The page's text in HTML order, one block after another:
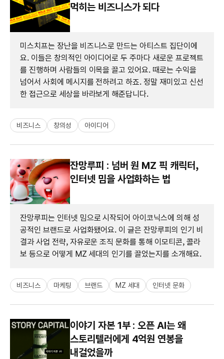
먹히는 비즈니스가 되다
미스치프는 장난을 비즈니스로 만드는 아티스트 집단이에
요. 이들은 창의적인 아이디어로 두 주마다 새로운 프로젝트
를 진행하며 사람들의 이목을 끌고 있어요. 때로는 수익을
넘어서 사회에 메시지를 전하려고 하죠. 정말 재미있고 신선
한 접근으로 세상을 바라보게 해준답니다.
비즈니스 창의성 아이디어
잔망루피 : 넘버 원 MZ 픽 캐릭터,
인터넷 밈을 사업화하는 법
잔망루피는 인터넷 밈으로 시작되어 아이코닉스에 의해 성
공적인 브랜드로 사업화됐어요. 이 글은 잔망루피의 인기 비
결과 사업 전략, 자유로운 조직 문화를 통해 이모티콘, 콜라
보 등으로 어떻게 MZ 세대의 인기를 끌었는지를 소개해요.
비즈니스 마케팅 브랜드 MZ 세대 인터넷 문화
이야기 자본 1부 : 오픈 AI는 왜
스토리텔러에게 4억원 연봉을
내걸었을까